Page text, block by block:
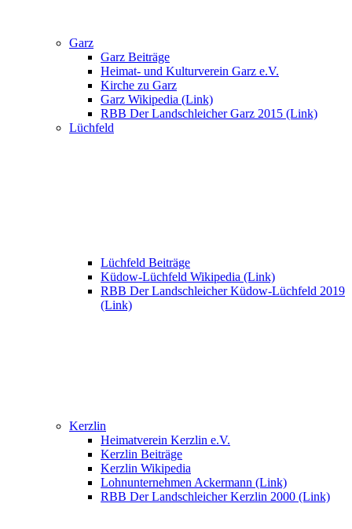
Garz
Garz Beiträge
Heimat- und Kulturverein Garz e.V.
Kirche zu Garz
Garz Wikipedia (Link)
RBB Der Landschleicher Garz 2015 (Link)
Lüchfeld
Lüchfeld Beiträge
Küdow-Lüchfeld Wikipedia (Link)
RBB Der Landschleicher Küdow-Lüchfeld 2019
(Link)
Kerzlin
Heimatverein Kerzlin e.V.
Kerzlin Beiträge
Kerzlin Wikipedia
Lohnunternehmen Ackermann (Link)
RBB Der Landschleicher Kerzlin 2000 (Link)